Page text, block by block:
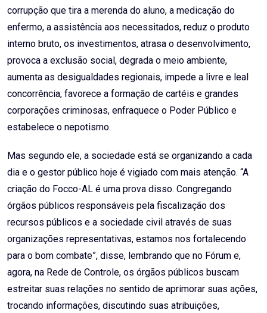
corrupção que tira a merenda do aluno, a medicação do
enfermo, a assistência aos necessitados, reduz o produto
interno bruto, os investimentos, atrasa o desenvolvimento,
provoca a exclusão social, degrada o meio ambiente,
aumenta as desigualdades regionais, impede a livre e leal
concorrência, favorece a formação de cartéis e grandes
corporações criminosas, enfraquece o Poder Público e
estabelece o nepotismo.
Mas segundo ele, a sociedade está se organizando a cada
dia e o gestor público hoje é vigiado com mais atenção. “A
criação do Focco-AL é uma prova disso. Congregando
órgãos públicos responsáveis pela fiscalização dos
recursos públicos e a sociedade civil através de suas
organizações representativas, estamos nos fortalecendo
para o bom combate”, disse, lembrando que no Fórum e,
agora, na Rede de Controle, os órgãos públicos buscam
estreitar suas relações no sentido de aprimorar suas ações,
trocando informações, discutindo suas atribuições,